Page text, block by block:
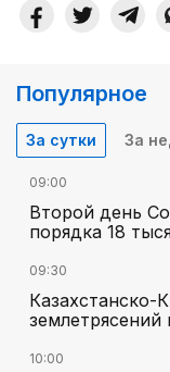
Популярное
За сутки За
09:00
Второй день
порядка 18
09:30
Казахстанско-
10:00